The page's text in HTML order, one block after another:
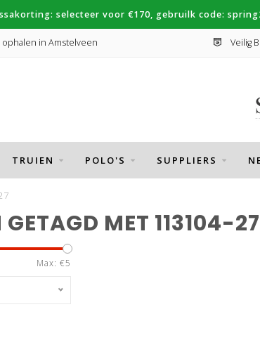
selecteer voor €170, gebruilk code:
ophalen in Amstelveen Veilig
TRUIEN POLO'S SUPPLIERS
MET 113104-27
Max: €5